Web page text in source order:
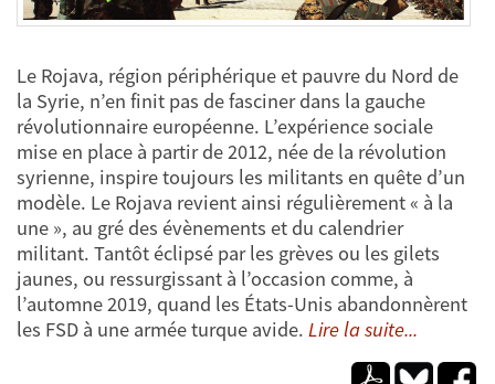
Le Rojava, région périphérique et pauvre du Nord de
la Syrie, n’en finit pas de fasciner dans la gauche
révolutionnaire européenne. L’expérience sociale
mise en place à partir de 2012, née de la révolution
syrienne, inspire toujours les militants en quête d’un
modèle. Le Rojava revient ainsi régulièrement « à la
une », au gré des évènements et du calendrier
militant. Tantôt éclipsé par les grèves ou les gilets
jaunes, ou ressurgissant à l’occasion comme, à
l’automne 2019, quand les États-Unis abandonnèrent
les FSD à une armée turque avide. Lire la suite...